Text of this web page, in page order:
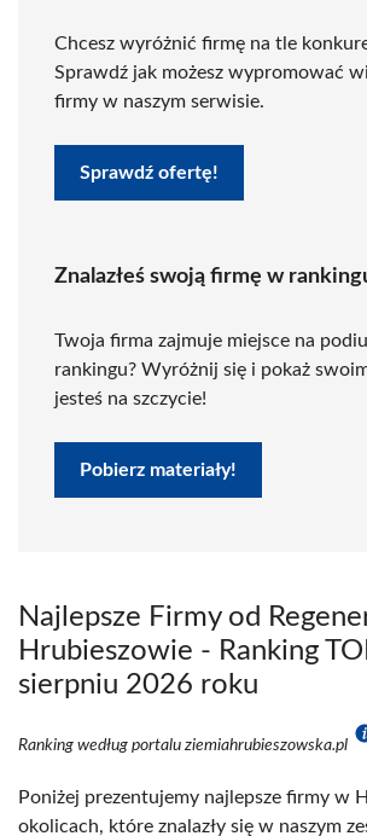
Chcesz wyróżnić firmę na tle
Sprawdź jak możesz wypromować
firmy w naszym serwisie.
Sprawdź ofertę!
Znalazłeś swoją firmę w
Twoja firma zajmuje miejsce na
rankingu? Wyróżnij się i pokaż
jesteś na szczycie!
Pobierz materiały!
Najlepsze Firmy od
Hrubieszowie - Ranking
sierpniu 2026 roku
Ranking według portalu ziemiahrubieszowska.pl
Poniżej prezentujemy najlepsze firmy w
okolicach, które znalazły się w naszym